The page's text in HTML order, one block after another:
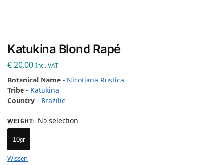
Katukina Blond Rapé
€20,00 Incl. VAT
Botanical Name - Nicotiana Rustica
Tribe - Katukina
Country - Brazilië
WEIGHT: No selection
10gr
Wissen